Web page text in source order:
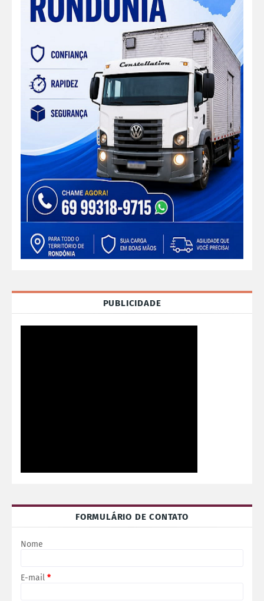
PUBLICIDADE
FORMULÁRIO DE CONTATO
Nome
E-mail *